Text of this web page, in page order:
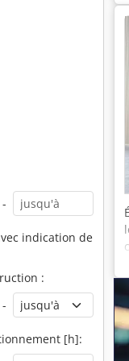
-
indication de
:
-
[h]: